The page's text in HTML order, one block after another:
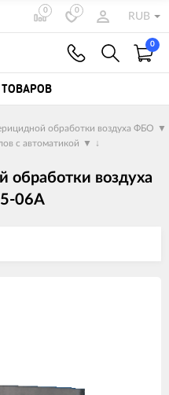
0 0
RUB
0
ТОВАРОВ
обработки воздуха ФБО ▼
с автоматикой ▼ ↓
обработки воздуха
06A